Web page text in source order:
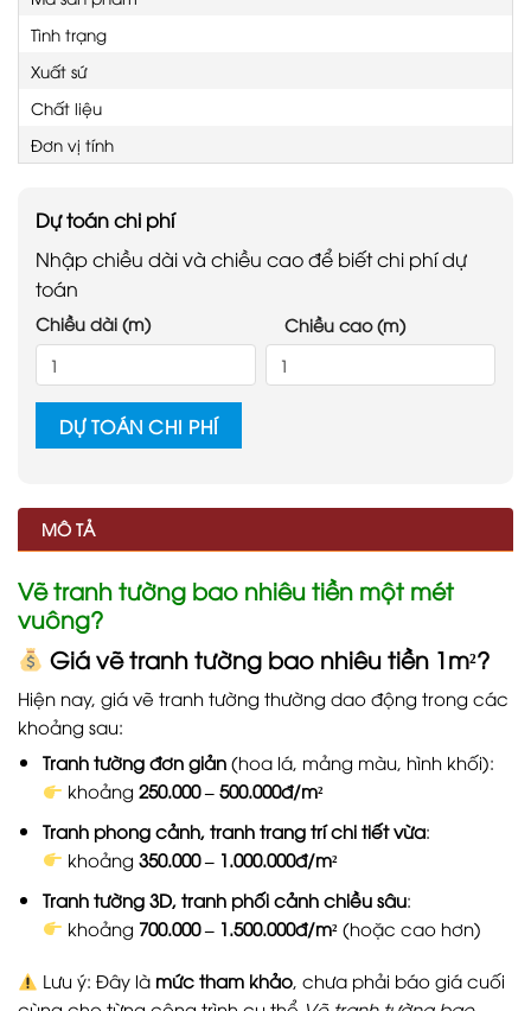
Tình trạng
Xuất sứ
Chất liệu
Đơn vị tính
Dự toán chi phí
Nhập chiều dài và chiều cao để biết chi phí dự
toán
Chiều dài (m) Chiều cao (m)
DỰ TOÁN CHI PHÍ
MÔ TẢ
Vẽ tranh tường bao nhiêu tiền một mét
vuông?
Giá vẽ tranh tường bao nhiêu tiền 1m²?
Hiện nay, giá vẽ tranh tường thường dao động trong các
khoảng sau:
Tranh tường đơn giản(hoa lá, mảng màu, hình khối):
khoảng 250.000 – 500.000đ/m²
Tranh phong cảnh, tranh trang trí chi tiết vừa:
khoảng 350.000 – 1.000.000đ/m²
Tranh tường 3D, tranh phối cảnh chiều sâu:
khoảng 700.000 – 1.500.000đ/m²(hoặc cao hơn)
Lưu ý: Đây là mức tham khảo, chưa phải báo giá cuối